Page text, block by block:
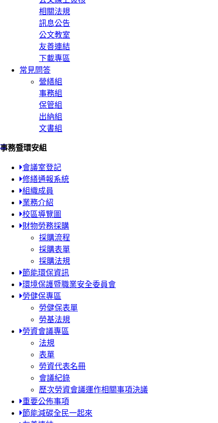
相關法規
訊息公告
公文教室
友善連結
下載專區
常見問答
營繕組
事務組
保管組
出納組
文書組
:::
事務暨環安組
會議室登記
修繕通報系統
組織成員
業務介紹
校區導覽圖
財物勞務採購
採購流程
採購表單
採購法規
節能環保資訊
環境保護暨職業安全委員會
勞健保專區
勞健保表單
勞基法規
勞資會議專區
法規
表單
勞資代表名冊
會議紀錄
歷次勞資會議運作相關事項決議
重要公佈事項
節能減碳全民一起來